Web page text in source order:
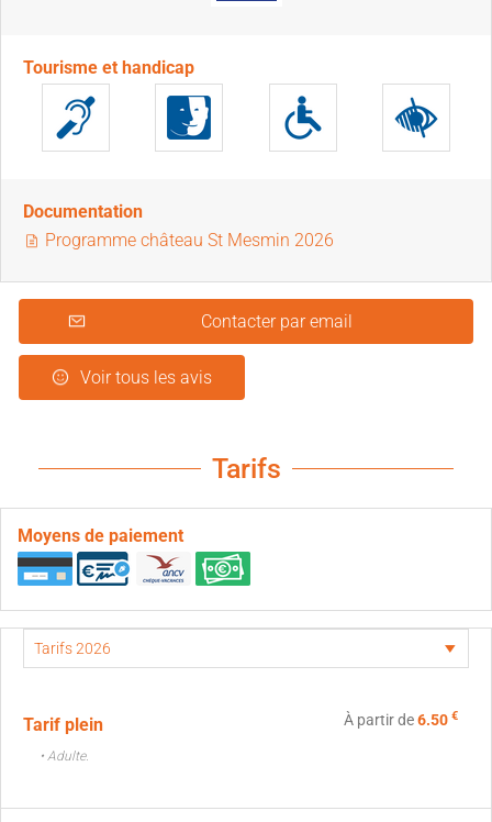
Tourisme et handicap
Documentation
Programme château St Mesmin 2026
Contacter par email
Voir tous les avis
Tarifs
Moyens de paiement
Tarif plein À partir de6.50 €
• Adulte.